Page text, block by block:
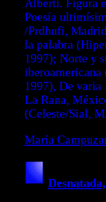
Alberti. Figura
Poesía
/Prdhufi,
la palabra
1997); Norte y
iberoamericana
1997), De varia
La Rana,
(Celeste/Sial,
María